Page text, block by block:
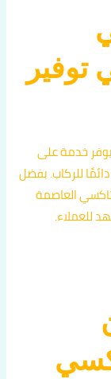
توفير
يوفر خدمة على
للركاب. بفضل
العاصمة
للعملاء.